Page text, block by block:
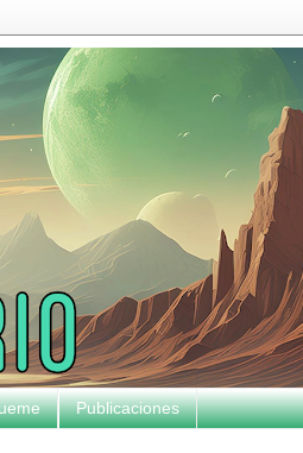
Publicaciones